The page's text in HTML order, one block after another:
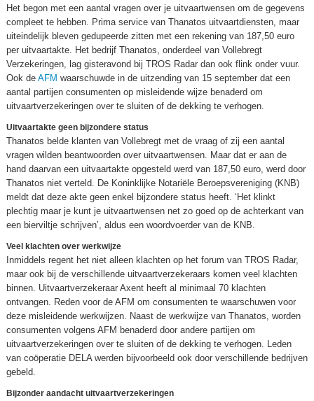
Het begon met een aantal vragen over je uitvaartwensen om de gegevens
compleet te hebben. Prima service van Thanatos uitvaartdiensten, maar
uiteindelijk bleven gedupeerde zitten met een rekening van 187,50 euro
per uitvaartakte. Het bedrijf Thanatos, onderdeel van Vollebregt
Verzekeringen, lag gisteravond bij TROS Radar dan ook flink onder vuur.
Ook de AFM waarschuwde in de uitzending van 15 september dat een
aantal partijen consumenten op misleidende wijze benaderd om
uitvaartverzekeringen over te sluiten of de dekking te verhogen.
Uitvaartakte geen bijzondere status
Thanatos belde klanten van Vollebregt met de vraag of zij een aantal
vragen wilden beantwoorden over uitvaartwensen. Maar dat er aan de
hand daarvan een uitvaartakte opgesteld werd van 187,50 euro, werd door
Thanatos niet verteld. De Koninklijke Notariële Beroepsvereniging (KNB)
meldt dat deze akte geen enkel bijzondere status heeft. ‘Het klinkt
plechtig maar je kunt je uitvaartwensen net zo goed op de achterkant van
een bierviltje schrijven’, aldus een woordvoerder van de KNB.
Veel klachten over werkwijze
Inmiddels regent het niet alleen klachten op het forum van TROS Radar,
maar ook bij de verschillende uitvaartverzekeraars komen veel klachten
binnen. Uitvaartverzekeraar Axent heeft al minimaal 70 klachten
ontvangen. Reden voor de AFM om consumenten te waarschuwen voor
deze misleidende werkwijzen. Naast de werkwijze van Thanatos, worden
consumenten volgens AFM benaderd door andere partijen om
uitvaartverzekeringen over te sluiten of de dekking te verhogen. Leden
van coöperatie DELA werden bijvoorbeeld ook door verschillende bedrijven
gebeld.
Bijzonder aandacht uitvaartverzekeringen